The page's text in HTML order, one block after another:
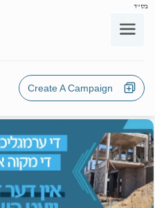
בס"ד
Create A Campaign